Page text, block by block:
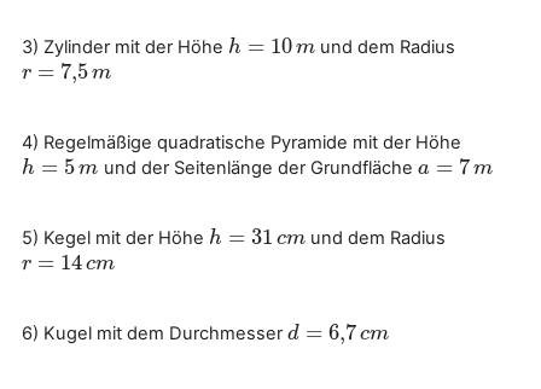
3) Zylinder mit der Höhe h = 10m
h=10 m und dem Radius
r = 7,5m
r=7,5m
4) Regelmäßige quadratische Pyramide mit der Höhe
h = 5m
h=5m und der Seitenlänge der Grundfläche a = 7m
a=7m
5) Kegel mit der Höhe h = 31 cm
h=31 cm und dem Radius
r = 14cm
r=14 cm
6) Kugel mit dem Durchmesserd = 6,7cm
d=6, 7cm